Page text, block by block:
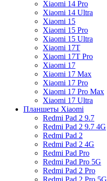
Xiaomi 14 Pro
Xiaomi 14 Ultra
Xiaomi 15
Xiaomi 15 Pro
Xiaomi 15 Ultra
Xiaomi 17T
Xiaomi 17T Pro
Xiaomi 17
Xiaomi 17 Max
Xiaomi 17 Pro
Xiaomi 17 Pro Max
Xiaomi 17 Ultra
Планшеты Xiaomi
Redmi Pad 2 9.7
Redmi Pad 2 9.7 4G
Redmi Pad 2
Redmi Pad 2 4G
Redmi Pad Pro
Redmi Pad Pro 5G
Redmi Pad 2 Pro
Redmi Pad 2 Pro 5G